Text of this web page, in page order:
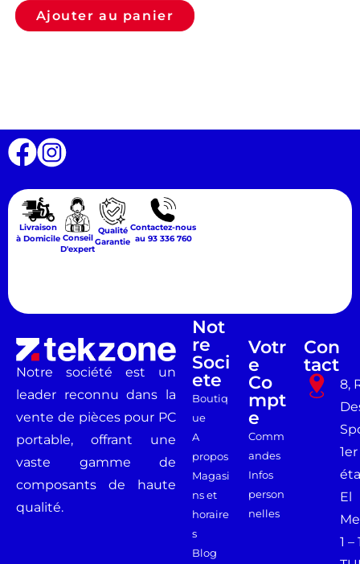
Ajouter au panier
Livraison
à Domicile Conseil
D'expert
Qualité
Garantie
Contactez-nous
au 93 336 760
Notre société est un
leader reconnu dans la
vente de pièces pour PC
portable, offrant une
vaste gamme de
composants de haute
qualité.
Not
Re
Soci
Ete
Boutiq
ue
A
propos
Magasi
ns et
horaire
s
Blog
Votr
E
Co
Mpt
E
Comm
andes
Infos
person
nelles
Con
Tact
8,
1er
El
1 –